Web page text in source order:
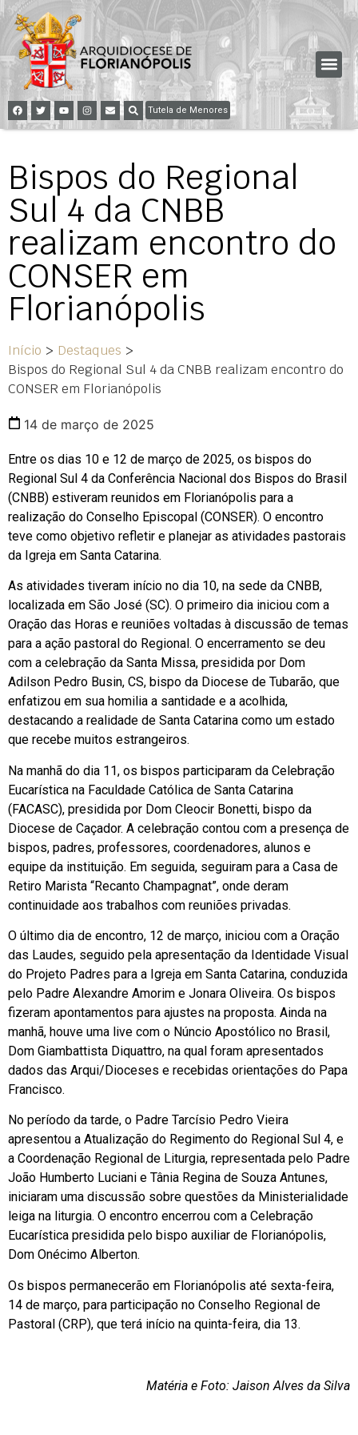
Tutela de Menores
Bispos do Regional
Sul 4 da CNBB
realizam encontro do
CONSER em
Florianópolis
Início > Destaques >
Bispos do Regional Sul 4 da CNBB realizam encontro do
CONSER em Florianópolis
14 de março de 2025
Entre os dias 10 e 12 de março de 2025, os bispos do
Regional Sul 4 da Conferência Nacional dos Bispos do Brasil
(CNBB) estiveram reunidos em Florianópolis para a
realização do Conselho Episcopal (CONSER). O encontro
teve como objetivo refletir e planejar as atividades pastorais
da Igreja em Santa Catarina.
As atividades tiveram início no dia 10, na sede da CNBB,
localizada em São José (SC). O primeiro dia iniciou com a
Oração das Horas e reuniões voltadas à discussão de temas
para a ação pastoral do Regional. O encerramento se deu
com a celebração da Santa Missa, presidida por Dom
Adilson Pedro Busin, CS, bispo da Diocese de Tubarão, que
enfatizou em sua homilia a santidade e a acolhida,
destacando a realidade de Santa Catarina como um estado
que recebe muitos estrangeiros.
Na manhã do dia 11, os bispos participaram da Celebração
Eucarística na Faculdade Católica de Santa Catarina
(FACASC), presidida por Dom Cleocir Bonetti, bispo da
Diocese de Caçador. A celebração contou com a presença de
bispos, padres, professores, coordenadores, alunos e
equipe da instituição. Em seguida, seguiram para a Casa de
Retiro Marista “Recanto Champagnat”, onde deram
continuidade aos trabalhos com reuniões privadas.
O último dia de encontro, 12 de março, iniciou com a Oração
das Laudes, seguido pela apresentação da Identidade Visual
do Projeto Padres para a Igreja em Santa Catarina, conduzida
pelo Padre Alexandre Amorim e Jonara Oliveira. Os bispos
fizeram apontamentos para ajustes na proposta. Ainda na
manhã, houve uma live com o Núncio Apostólico no Brasil,
Dom Giambattista Diquattro, na qual foram apresentados
dados das Arqui/Dioceses e recebidas orientações do Papa
Francisco.
No período da tarde, o Padre Tarcísio Pedro Vieira
apresentou a Atualização do Regimento do Regional Sul 4, e
a Coordenação Regional de Liturgia, representada pelo Padre
João Humberto Luciani e Tânia Regina de Souza Antunes,
iniciaram uma discussão sobre questões da Ministerialidade
leiga na liturgia. O encontro encerrou com a Celebração
Eucarística presidida pelo bispo auxiliar de Florianópolis,
Dom Onécimo Alberton.
Os bispos permanecerão em Florianópolis até sexta-feira,
14 de março, para participação no Conselho Regional de
Pastoral (CRP), que terá início na quinta-feira, dia 13.
Matéria e Foto: Jaison Alves da Silva